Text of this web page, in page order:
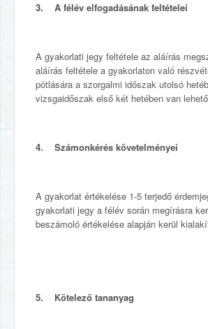
3. A félév elfogadásának feltételei
A gyakorlati jegy feltétele az aláírás
aláírás feltétele a gyakorlaton való
pótlására a szorgalmi időszak utolsó
vizsgaidőszak első két hetében van
4. Számonkérés követelményei
A gyakorlat értékelése 1-5 terjedő
gyakorlati jegy a félév során megírásra
beszámoló értékelése alapján kerül
5. Kötelező tananyag